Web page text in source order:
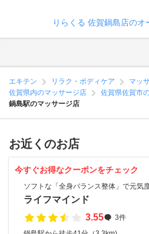
りらくる 佐賀鍋島店のオ
エキテン リラク・ボディケア
マッ
佐賀県内のマッサージ店
佐賀県佐賀市
鍋島駅のマッサージ店
お近くのお店
今すぐお得なクーポンをチェック
ソフトな「全身バランス整体」で元気
ライフマインド
3.55
3件